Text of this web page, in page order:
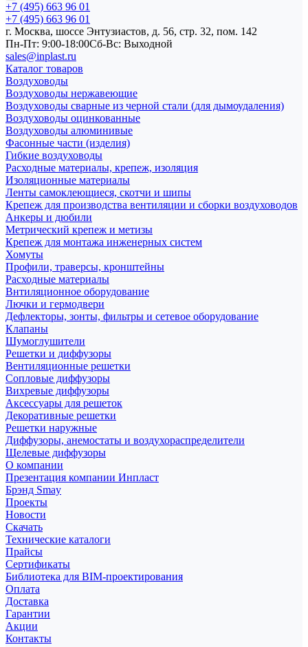
+7 (495) 663 96 01
+7 (495) 663 96 01
г. Москва, шоссе Энтузиастов, д. 56, стр. 32, пом. 142
Пн-Пт: 9:00-18:00Cб-Вс: Выходной
sales@inplast.ru
Каталог товаров
Воздуховоды
Воздуховоды нержавеющие
Воздуховоды сварные из черной стали (для дымоудаления)
Воздуховоды оцинкованные
Воздуховоды алюминивые
Фасонные части (изделия)
Гибкие воздуховоды
Расходные материалы, крепеж, изоляция
Изоляционные материалы
Ленты самоклеющиеся, скотчи и шипы
Крепеж для производства вентиляции и сборки воздуховодов
Анкеры и дюбили
Метрический крепеж и метизы
Крепеж для монтажа инженерных систем
Хомуты
Профили, траверсы, кронштейны
Расходные материалы
Внтиляционное оборудование
Лючки и гермодвери
Дефлекторы, зонты, фильтры и сетевое оборудование
Клапаны
Шумоглушители
Решетки и диффузоры
Вентиляционные решетки
Сопловые диффузоры
Вихревые диффузоры
Аксессуары для решеток
Декоративные решетки
Решетки наружные
Диффузоры, анемостаты и воздухораспределители
Щелевые диффузоры
О компании
Презентация компании Инпласт
Брэнд Smay
Проекты
Новости
Скачать
Технические каталоги
Прайсы
Сертификаты
Библиотека для BIM-проектирования
Оплата
Доставка
Гарантии
Акции
Контакты